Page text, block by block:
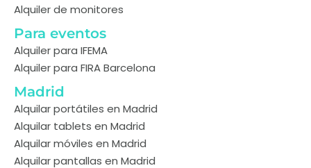
Alquiler de monitores
Para eventos
Alquiler para IFEMA
Alquiler para FIRA Barcelona
Madrid
Alquilar portátiles en Madrid
Alquilar tablets en Madrid
Alquilar móviles en Madrid
Alquilar pantallas en Madrid